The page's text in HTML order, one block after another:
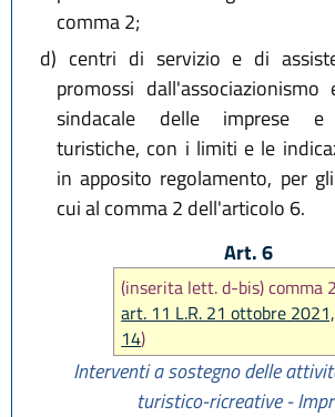
comma 2;
d) centri di servizio e di
promossi dall'associazionismo
sindacale delle imprese e
turistiche, con i limiti e le
in apposito regolamento, per
cui al comma 2 dell'articolo 6.
Art. 6
(inserita lett. d-bis) comma
art. 11 L.R. 21 ottobre
14)
Interventi a sostegno delle
turistico-ricreative -